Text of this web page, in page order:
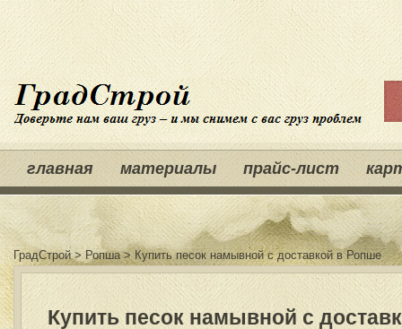
главная материалы прайс-лист
ГрадСтрой> Ропша> Купить песок намывной с доставкой в Ропше
Купить песок намывной с